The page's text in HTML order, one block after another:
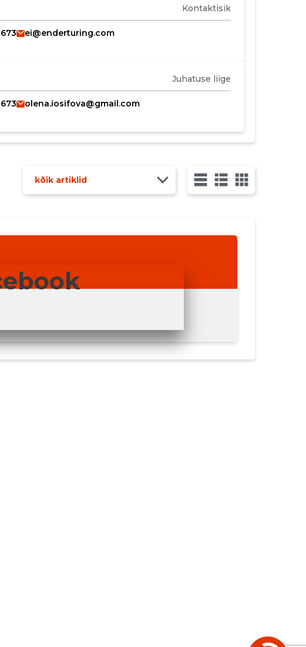
Kontaktisik
ei@enderturing.com
Juhatuse liige
olena.iosifova@gmail.com
kõik artiklid